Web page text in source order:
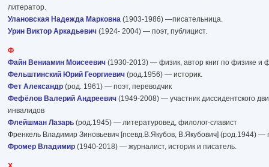
литератор.
Улановская Надежда Марковна (1903-1986) —писательница.
Урин Виктор Аркадьевич (1924- 2004) — поэт, публицист.
Ф
Файн Вениамин Моисеевич (1930-2013) — физик, автор книг по физике и
Фельштинский Юрий Георгиевич (род.1956) — историк.
Фет Александр (род. 1961) — поэт, переводчик
Фефёлов Валерий Андреевич (1949-2008) — участник диссидентского
инвалидов
Флейшман Лазарь (род.1945) — литературовед, филолог-славист
Френкель Владимир Зиновьевич [псевд.В.Якубов, В.Якубович] (род.1944) —
Фромер Владимир (1940-2018) — журналист, историк и писатель.